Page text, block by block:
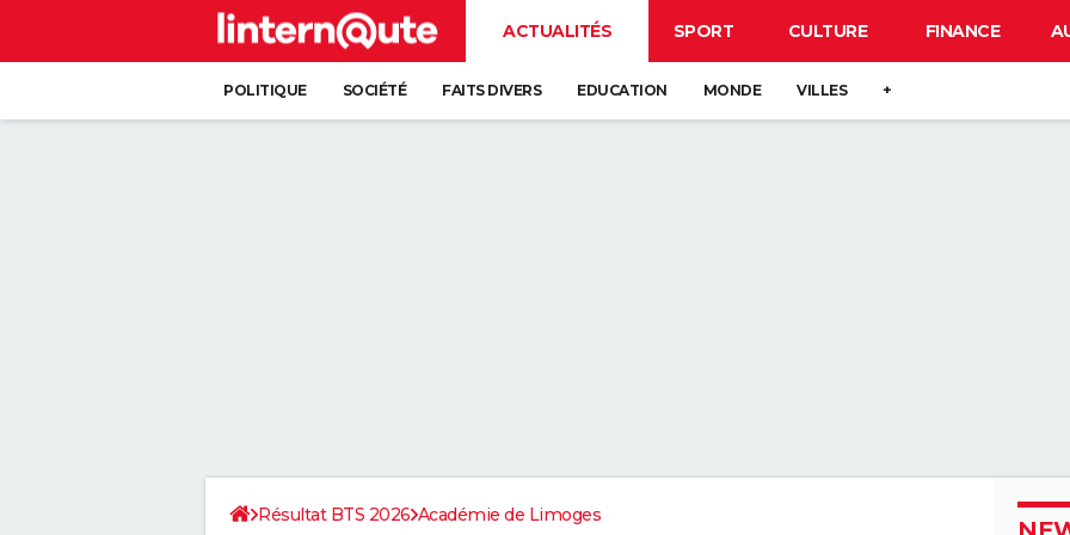
ACTUALITÉS SPORT CULTURE FINANCE
POLITIQUE SOCIÉTÉ FAITS DIVERS EDUCATION MONDE VILLES +
Résultat BTS 2026 Académie de Limoges